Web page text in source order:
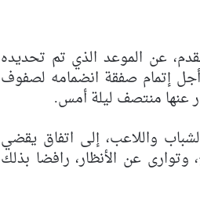
عن الموعد الذي تم تحديده
من أجل إتمام صفقة انضمامه لصفوف
عنها منتصف ليلة أمس.
واللاعب، إلى اتفاق يقضي
عن الأنظار، رافضا بذلك